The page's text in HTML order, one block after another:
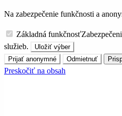
Na zabezpečenie funkčnosti a
Základná funkčnosť
služieb.
Uložiť výber
Prijať anonymné
Odmietnuť
Preskočiť na obsah